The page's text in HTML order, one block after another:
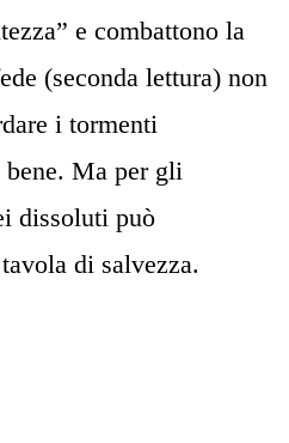
e combattono la
(seconda lettura) non
i tormenti
Ma per gli
dissoluti può
di salvezza.